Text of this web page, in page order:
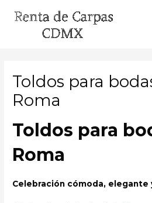
Toldos para
Roma
Toldos para
Roma
Celebración cómoda, elegante